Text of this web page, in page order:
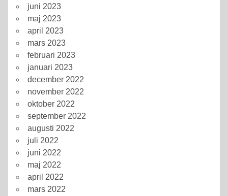
juni 2023
maj 2023
april 2023
mars 2023
februari 2023
januari 2023
december 2022
november 2022
oktober 2022
september 2022
augusti 2022
juli 2022
juni 2022
maj 2022
april 2022
mars 2022